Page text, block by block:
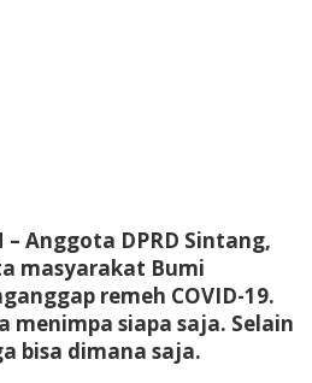
– Anggota DPRD Sintang,
masyarakat Bumi
remeh COVID-19.
menimpa siapa saja. Selain
bisa dimana saja.